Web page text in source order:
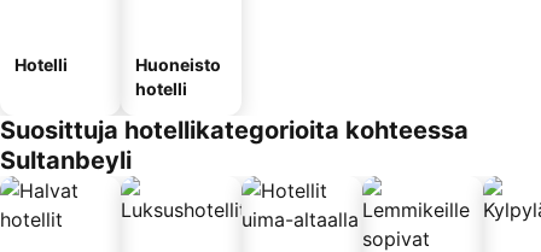
Hotelli
Huoneisto
hotelli
Suosittuja hotellikategorioita kohteessa
Sultanbeyli